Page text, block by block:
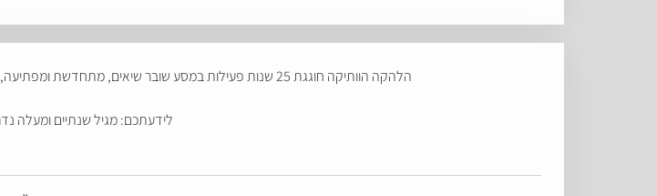
הלהקה הוותיקה חוגגת 25 שנות פעילות במסע שובר שיאים, מתחדשת ומפתיעה, ומגיעה לפסטיבל אינטימדבר!!! תכינו את עצמכם - יהיה שמיייח!
לידעתכם: מגיל שנתיים ומעלה